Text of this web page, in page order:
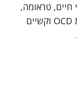
חיים, טראומה,
דכאון, חרדות, הפרעה טורדנית כפייתית OCD וקשיים